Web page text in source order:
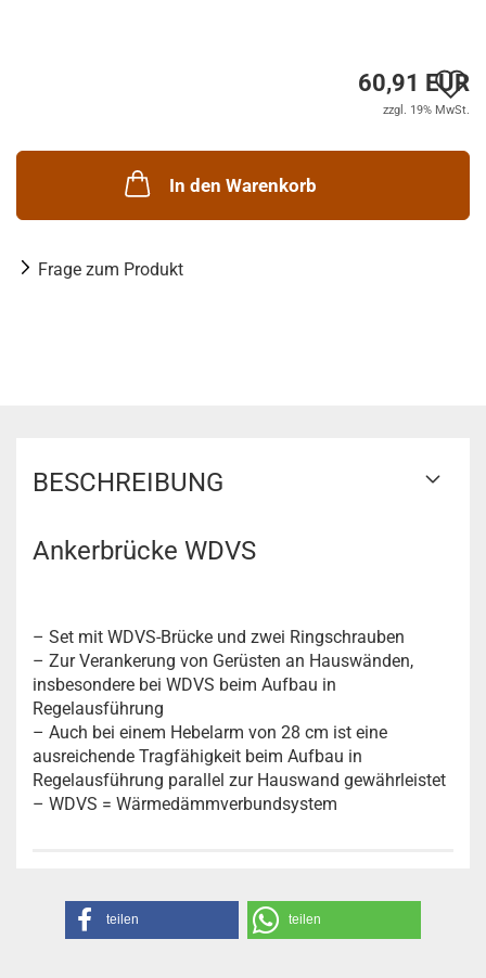
60,91 EUR
zzgl. 19% MwSt.
In den Warenkorb
Frage zum Produkt
BESCHREIBUNG
Ankerbrücke WDVS
– Set mit WDVS-Brücke und zwei Ringschrauben
– Zur Verankerung von Gerüsten an Hauswänden,
insbesondere bei WDVS beim Aufbau in
Regelausführung
– Auch bei einem Hebelarm von 28 cm ist eine
ausreichende Tragfähigkeit beim Aufbau in
Regelausführung parallel zur Hauswand gewährleistet
– WDVS = Wärmedämmverbundsystem
teilen teilen